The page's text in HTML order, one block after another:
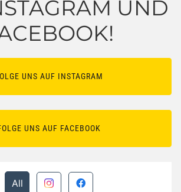
UND
UNS AUF INSTAGRAM
UNS AUF FACEBOOK